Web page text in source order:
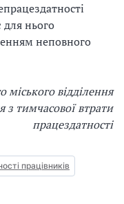
для нього
неповного
міського відділення
з тимчасової втрати
працездатності
працівників